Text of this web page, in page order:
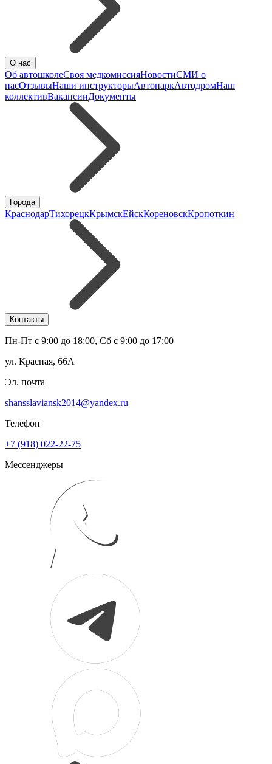
О нас
Об автошколеСвоя медкомиссияНовостиСМИ о
насОтзывыНаши инструкторыАвтопаркАвтодромНаш
коллективВакансииДокументы
Города
КраснодарТихорецкКрымскЕйскКореновскКропоткин
Контакты
Пн-Пт с 9:00 до 18:00, Сб с 9:00 до 17:00
ул. Красная, 66А
Эл. почта
shansslaviansk2014@yandex.ru
Телефон
+7 (918) 022-22-75
Мессенджеры